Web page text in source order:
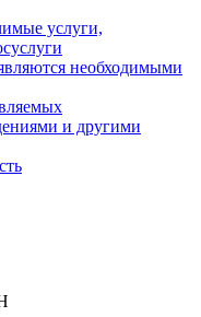
услуги,
необходимыми
и другими